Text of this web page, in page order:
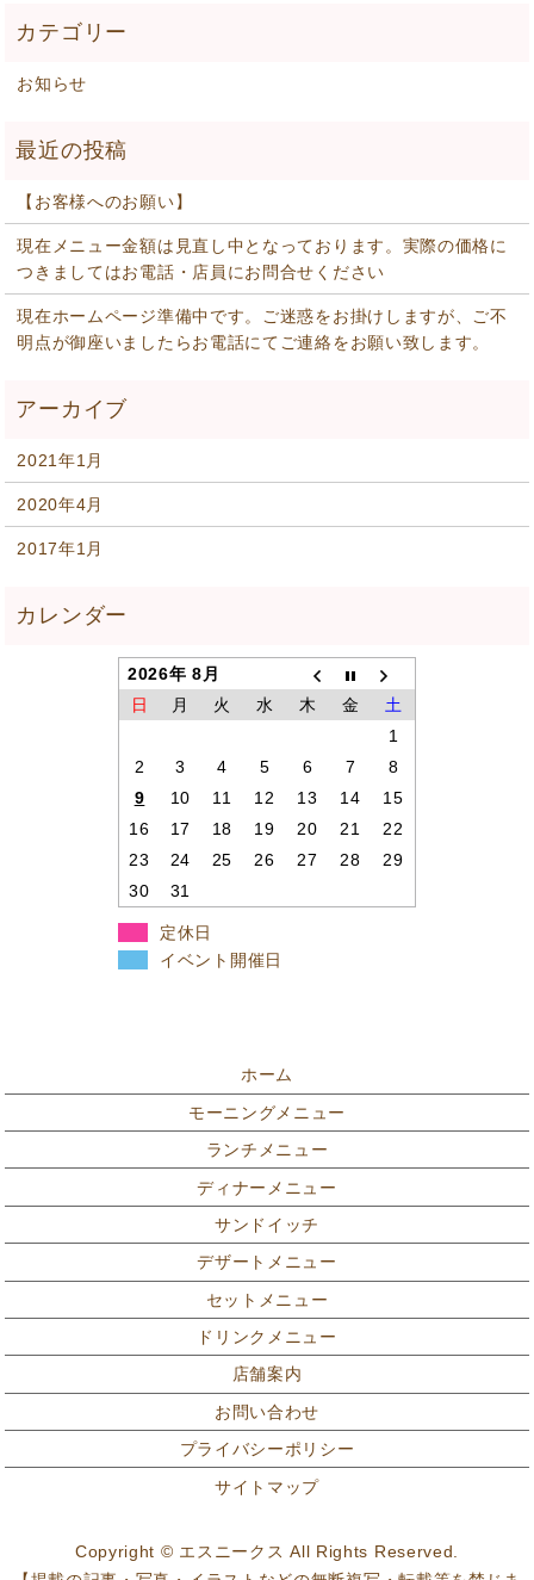
お知らせ
【お客様へのお願い】
現在メニュー金額は見直し中となっております。実際の価格に
つきましてはお電話・店員にお問合せください
現在ホームページ準備中です。ご迷惑をお掛けしますが、ご不
明点が御座いましたらお電話にてご連絡をお願い致します。
2021年1月
2020年4月
2017年1月
2026年 8月
日
月 火 水 木 金
土
1
2
3 4 5 6 7
8
9
10 11 12 13 14
15
16
17 18 19 20 21
22
23
24 25 26 27 28
29
30
31
定休日
イベント開催日
ホーム
モーニングメニュー
ランチメニュー
ディナーメニュー
サンドイッチ
デザートメニュー
セットメニュー
ドリンクメニュー
店舗案内
お問い合わせ
プライバシーポリシー
サイトマップ
Copyright © エスニークス All Rights Reserved.